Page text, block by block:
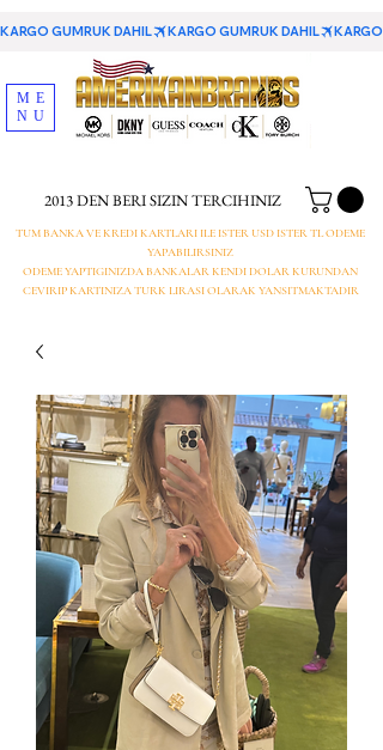
KARGO GUMRUK DAHIL
2013 DEN BERI SIZIN TERCIHINIZ
TUM BANKA VE KREDI KARTLARI ILE ISTER USD ISTER TL ODEME
YAPABILIRSINIZ
ODEME YAPTIGINIZDA BANKALAR KENDI DOLAR KURUNDAN
CEVIRIP KARTINIZA TURK LIRASI OLARAK YANSITMAKTADIR
ME
NU